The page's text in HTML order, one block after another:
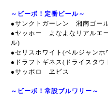
～ビーボ！定番ビール～
●サンクトガーレン 湘南ゴー
●ヤッホー よなよなリアルエ
ル)
●セリスホワイト(ベルジャンホ
●ドラフトギネス(ドライスタウ
●サッポロ ヱビス
～ビーボ！常設ブルワリー～